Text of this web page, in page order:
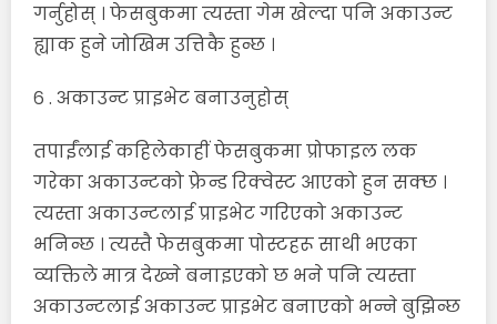
गर्नुहोस् । फेसबुकमा त्यस्ता गेम खेल्दा पनि अकाउन्ट
ह्याक हुने जोखिम उत्तिकै हुन्छ ।
६ . अकाउन्ट प्राइभेट बनाउनुहोस्
तपाईंलाई कहिलेकाहीं फेसबुकमा प्रोफाइल लक
गरेका अकाउन्टको फ्रेन्ड रिक्वेस्ट आएको हुन सक्छ ।
त्यस्ता अकाउन्टलाई प्राइभेट गरिएको अकाउन्ट
भनिन्छ । त्यस्तै फेसबुकमा पोस्टहरू साथी भएका
व्यक्तिले मात्र देख्ने बनाइएको छ भने पनि त्यस्ता
अकाउन्टलाई अकाउन्ट प्राइभेट बनाएको भन्ने बुझिन्छ